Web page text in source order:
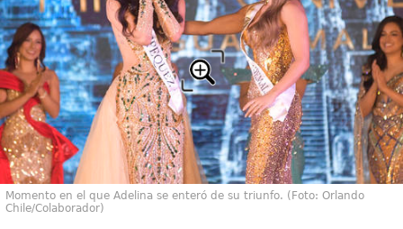
Momento en el que Adelina se enteró de su triunfo. (Foto: Orlando
Chile/Colaborador)